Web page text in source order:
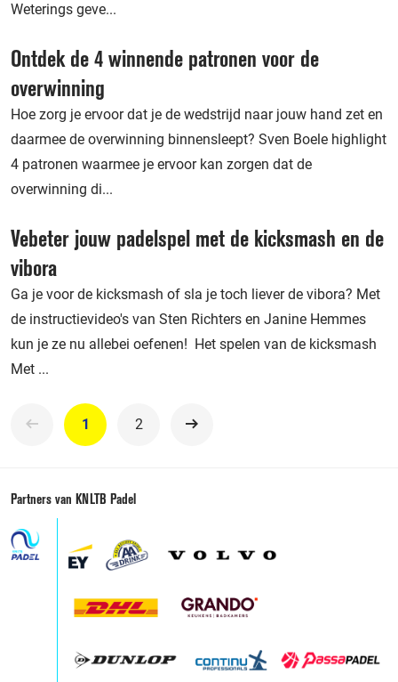
Weterings geve...
Ontdek de 4 winnende patronen voor de
overwinning
Hoe zorg je ervoor dat je de wedstrijd naar jouw hand zet en
daarmee de overwinning binnensleept? Sven Boele highlight
4 patronen waarmee je ervoor kan zorgen dat de
overwinning di...
Vebeter jouw padelspel met de kicksmash en de
vibora
Ga je voor de kicksmash of sla je toch liever de vibora? Met
de instructievideo's van Sten Richters en Janine Hemmes
kun je ze nu allebei oefenen! Het spelen van de kicksmash
Met ...
1 2
Volgende
Partners van KNLTB Padel